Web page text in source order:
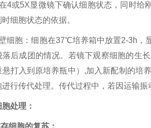
4或5X显微镜下确认细胞状态，同时给
细胞状态的依据。
细胞：细胞在37℃培养箱中放置2-3h，
落后成团的情况。若镜下观察细胞的生
悬打入到原培养瓶中）,加入新配制的培
进行传代处理。传代过程中，若因运输振
处理：
细胞的复苏：